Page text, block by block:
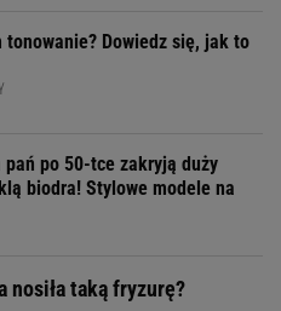
tonowanie? Dowiedz się, jak to
pań po 50-tce zakryją duży
biodra! Stylowe modele na
nosiła taką fryzurę?